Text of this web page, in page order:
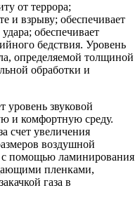
от террора;
и взрыву; обеспечивает
обеспечивает
бедствия. Уровень
определяемой толщиной
обработки и
уровень звуковой
и комфортную среду.
счет увеличения
воздушной
с помощью ламинирования
пленками,
газа в